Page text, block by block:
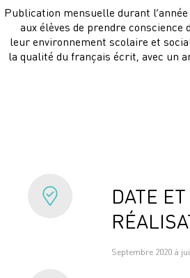
Publication mensuelle durant
aux élèves de prendre conscience
leur environnement scolaire et
la qualité du français écrit, avec un
DATE
Septembre 2020 à